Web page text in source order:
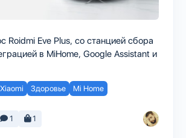
Roidmi Eve Plus, со станцией сбора
в MiHome, Google Assistant и
Xiaomi Здоровье Mi Home
1 1